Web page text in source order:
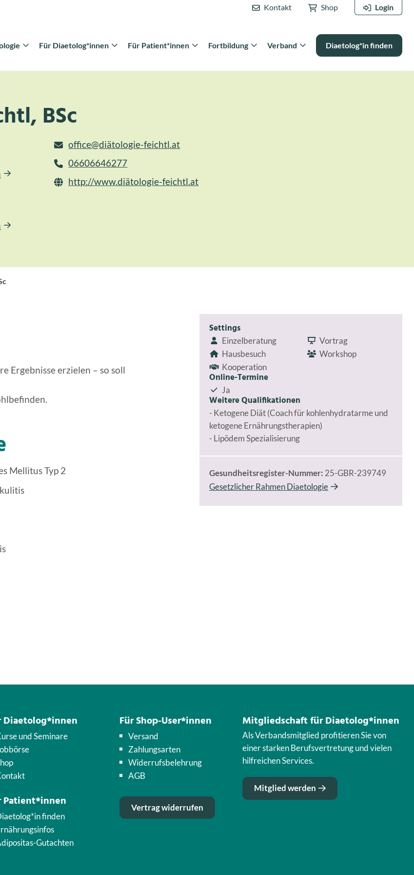
Kontakt Shop Login
Für Diaetolog*innen Für Patient*innen Fortbildung Verband Diaetolog*in finden
BSc
office@diätologie-feichtl.at
06606646277
http://www.diätologie-feichtl.at
Ergebnisse erzielen – so soll
Mellitus Typ 2
Settings
Einzelberatung
Hausbesuch
Kooperation
Vortrag
Workshop
Online-Termine
Ja
Weitere Qualifikationen
- Ketogene Diät (Coach für kohlenhydratarme und
ketogene Ernährungstherapien)
- Lipödem Spezialisierung
Gesundheitsregister-Nummer: 25-GBR-239749
Gesetzlicher Rahmen Diaetologie
Diaetolog*innen
und Seminare
Patient*innen
finden
Gutachten
Für Shop-User*innen
Versand
Zahlungsarten
Widerrufsbelehrung
AGB
Vertrag widerrufen
Mitgliedschaft für Diaetolog*innen
Als Verbandsmitglied profitieren Sie von
einer starken Berufsvertretung und vielen
hilfreichen Services.
Mitglied werden